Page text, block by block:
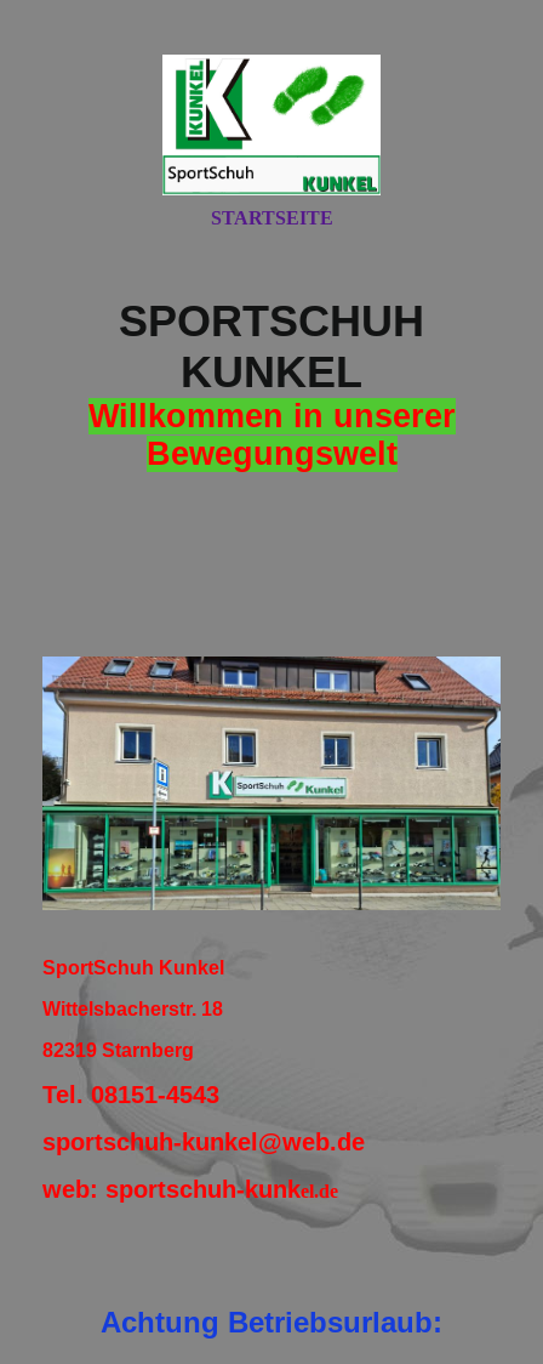
STARTSEITE
SPORTSCHUH
KUNKEL
Willkommen in unserer
Bewegungswelt
SportSchuh Kunkel
Wittelsbacherstr. 18
82319 Starnberg
Tel. 08151-4543
sportschuh-kunkel@web.de
web: sportschuh-kunkel.de
Achtung Betriebsurlaub: